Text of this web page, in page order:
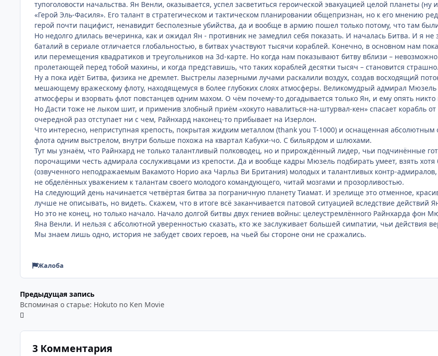
тупоголовости начальства. Ян Венли, оказывается, успел засветиться героической эвакуацией целой планеты
«Герой Эль-Фасиля». Его талант в стратегическом и тактическом планировании общепризнан, но к его мнению
герой почти пацифист, ненавидит бесполезные убийства, да и вообще в армию пошел только потому, что там
Но недолго длилась вечеринка, как и ожидал Ян - противник не замедлил себя показать. И началась Битва. И я
баталий в сериале отличается глобальностью, в битвах участвуют тысячи кораблей. Конечно, в основном нам
или перемещения квадратиков и треугольников на 3d-карте. Но когда нам показывают битву вблизи –
пролетающей перед тобой махины, и когда представишь, что таких кораблей десятки тысяч – становится страшно.
Ну а пока идёт Битва, физика не дремлет. Выстрелы лазерными лучами раскалили воздух, создав восходящий
мешающему вражескому флоту, находящемуся в более глубоких слоях атмосферы. Великомудрый адмирал
атмосферы и взорвать флот повстанцев одним махом. О чём почему-то догадывается только Ян, и ему опять
Но Дасти тоже не лыком шит, и применив злобный приём «хокуто навалиться-на-штурвал-кен» спасает корабль
очередной раз отступает ни с чем, Райнхард наконец-то прибывает на Изерлон.
Что интересно, неприступная крепость, покрытая жидким металлом (thank you T-1000) и оснащенная
флота одним выстрелом, внутри больше похожа на квартал Кабуки-чо. С бильярдом и шлюхами.
Тут мы узнаём, что Райнхард не только талантливый полководец, но и прирождённый лидер, чьи подчинённые
порочащими честь адмирала сослуживцами из крепости. Да и вообще кадры Мюзель подбирать умеет, взять
(озвученного неподражаемым Вакамото Норио ака Чарльз Ви Британия) молодых и талантливых контр-
не обделённых уважением к талантам своего молодого командующего, читай мозгами и прозорливостью.
На следующий день начинается четвёртая битва за пограничную планету Тиамат. И зрелище это отменное,
лучше не описывать, но видеть. Скажем, что в итоге всё заканчивается патовой ситуацией вследствие действий
Но это не конец, но только начало. Начало долгой битвы двух гениев войны: целеустремлённого Райнхарда фон
Яна Венли. И нельзя с абсолютной уверенностью сказать, кто же заслуживает большей симпатии, чьи действия
Мы знаем лишь одно, история не забудет своих героев, на чьей бы стороне они не сражались.
Жалоба
Предыдущая запись
Вспоминая о старье: Hokuto no Ken Movie
3 Комментария